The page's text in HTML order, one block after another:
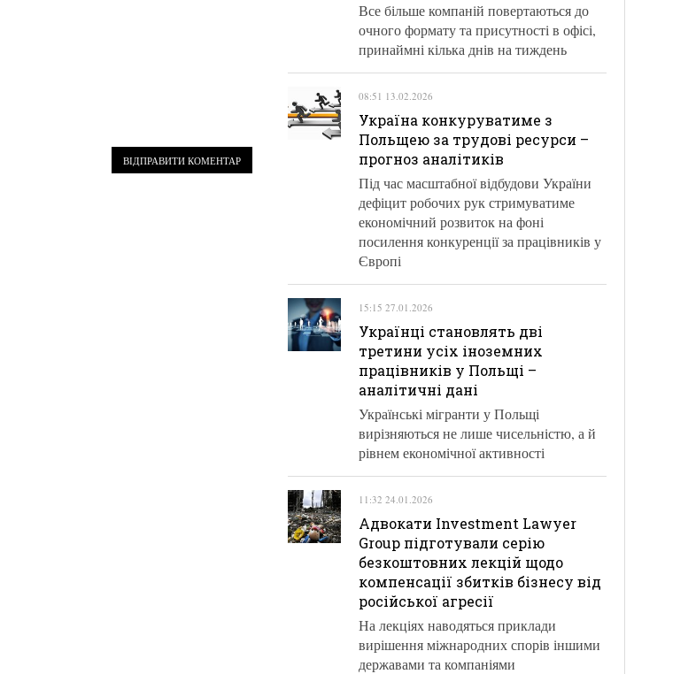
Все більше компаній повертаються до
очного формату та присутності в офісі,
принаймні кілька днів на тиждень
08:51 13.02.2026
Україна конкуруватиме з
Польщею за трудові ресурси –
прогноз аналітиків
Під час масштабної відбудови України
дефіцит робочих рук стримуватиме
економічний розвиток на фоні
посилення конкуренції за працівників у
Європі
15:15 27.01.2026
Українці становлять дві
третини усіх іноземних
працівників у Польщі –
аналітичні дані
Українські мігранти у Польщі
вирізняються не лише чисельністю, а й
рівнем економічної активності
11:32 24.01.2026
Адвокати Investment Lawyer
Group підготували серію
безкоштовних лекцій щодо
компенсації збитків бізнесу від
російської агресії
На лекціях наводяться приклади
вирішення міжнародних спорів іншими
державами та компаніями